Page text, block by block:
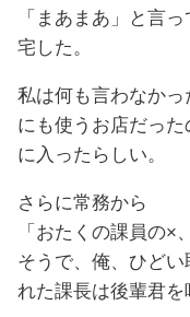
「まあまあ」と言
宅した。
私は何も言わなか
にも使うお店だっ
に入ったらしい。
さらに常務から
「おたくの課員の×
そうで、俺、ひど
れた課長は後輩君を